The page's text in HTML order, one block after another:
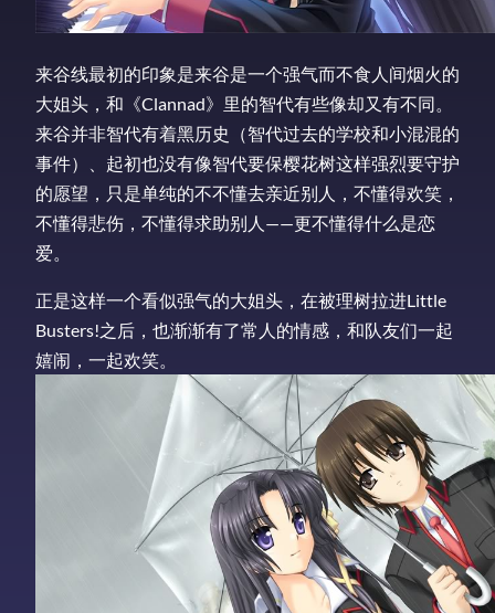
来谷线最初的印象是来谷是一个强气而不食人间烟火的
大姐头，和《Clannad》里的智代有些像却又有不同。
来谷并非智代有着黑历史（智代过去的学校和小混混的
事件）、起初也没有像智代要保樱花树这样强烈要守护
的愿望，只是单纯的不不懂去亲近别人，不懂得欢笑，
不懂得悲伤，不懂得求助别人——更不懂得什么是恋
爱。
正是这样一个看似强气的大姐头，在被理树拉进Little
Busters!之后，也渐渐有了常人的情感，和队友们一起
嬉闹，一起欢笑。